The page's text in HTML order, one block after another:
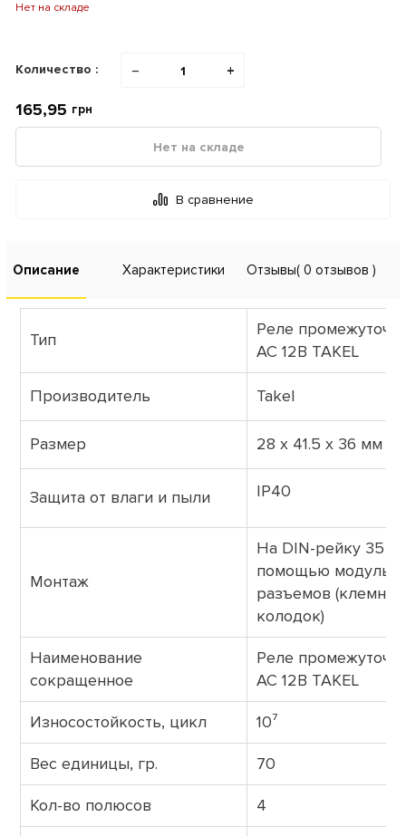
Нет на складе
Количество : − +
165,95 грн
Нет на складе
В сравнение
Описание Характеристики Отзывы( 0 отзывов )
Тип
Реле
AC 12В TAKEL
Производитель Takel
Размер 28 x 41.5 x 36 мм
Защита от влаги и пыли IP40
Монтаж
На DIN-рейку 35
помощью
разъемов (клемных
колодок)
Наименование
сокращенное
Реле
AC 12В TAKEL
Износостойкость, цикл 10⁷
Вес единицы, гр. 70
Кол-во полюсов 4